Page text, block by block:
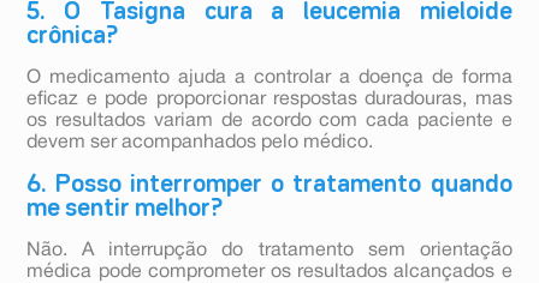
5. O Tasigna cura a leucemia mieloide
crônica?
O medicamento ajuda a controlar a doença de forma
eficaz e pode proporcionar respostas duradouras, mas
os resultados variam de acordo com cada paciente e
devem ser acompanhados pelo médico.
6. Posso interromper o tratamento quando
me sentir melhor?
Não. A interrupção do tratamento sem orientação
médica pode comprometer os resultados alcançados e